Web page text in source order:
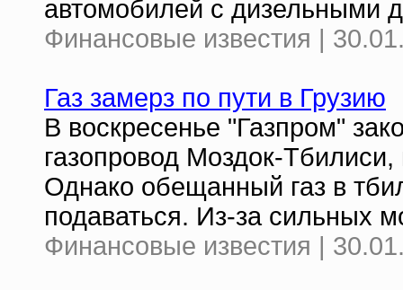
автомобилей с дизельными
Финансовые известия |
Газ замерз по пути в Грузию
В воскресенье "Газпром"
газопровод Моздок-
Однако обещанный газ в
подаваться. Из-за сильных
Финансовые известия |